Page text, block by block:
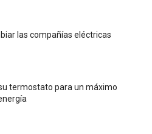
las compañías eléctricas
termostato para un máximo